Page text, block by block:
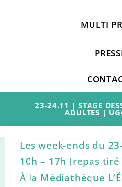
MULTI
23-24.11 | STAGE
ADULTES |
Les week-ends du
10h – 17h (repas tiré
À la Médiathèque